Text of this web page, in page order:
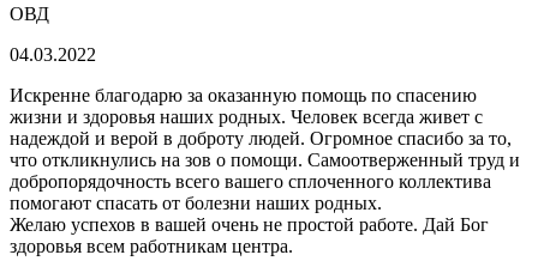
ОВД
04.03.2022
Искренне благодарю за оказанную помощь по спасению
жизни и здоровья наших родных. Человек всегда живет с
надеждой и верой в доброту людей. Огромное спасибо за то,
что откликнулись на зов о помощи. Самоотверженный труд и
добропорядочность всего вашего сплоченного коллектива
помогают спасать от болезни наших родных.
Желаю успехов в вашей очень не простой работе. Дай Бог
здоровья всем работникам центра.